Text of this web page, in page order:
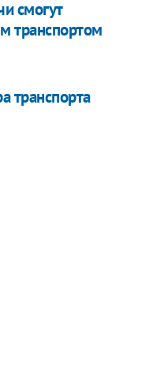
смогут
транспортом
транспорта